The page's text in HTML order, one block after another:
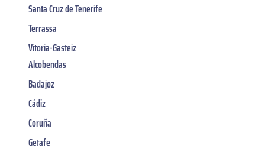
Santa Cruz de Tenerife
Terrassa
Vitoria-Gasteiz
Alcobendas
Badajoz
Cádiz
Coruña
Getafe